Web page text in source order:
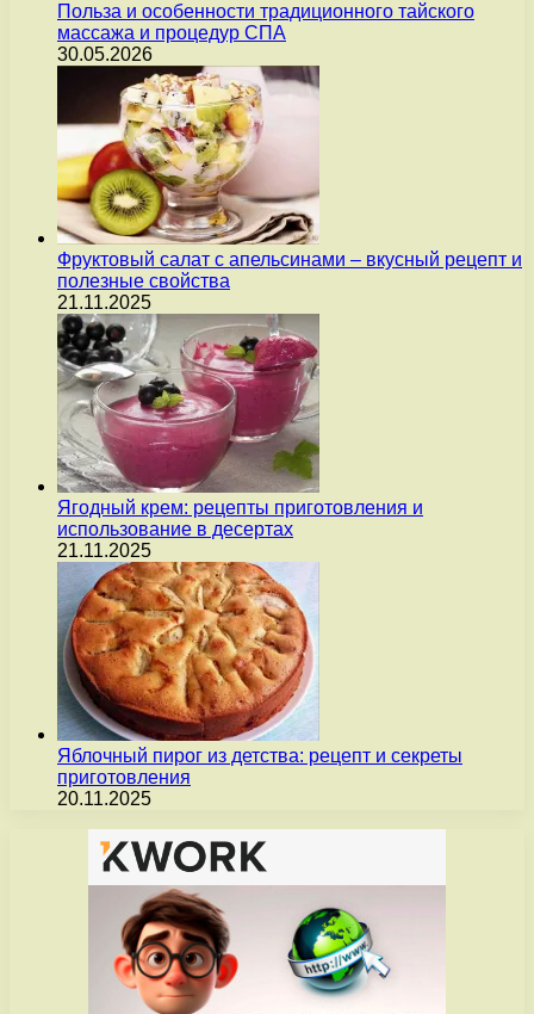
Польза и особенности традиционного тайского
массажа и процедур СПА
30.05.2026
Фруктовый салат с апельсинами – вкусный рецепт и
полезные свойства
21.11.2025
Ягодный крем: рецепты приготовления и
использование в десертах
21.11.2025
Яблочный пирог из детства: рецепт и секреты
приготовления
20.11.2025